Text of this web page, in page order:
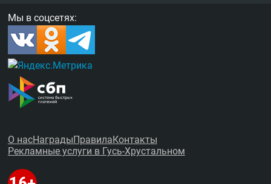
Мы в соцсетях:
О насНаграды Правила Контакты
Рекламные услуги в Гусь-Хрустальном